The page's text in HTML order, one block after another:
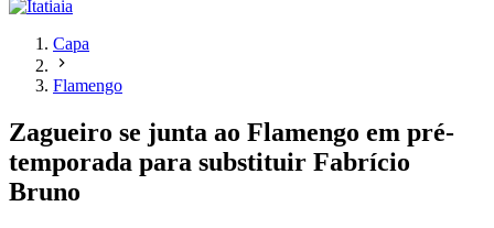
Capa
Flamengo
Zagueiro se junta ao Flamengo em pré-
temporada para substituir Fabrício
Bruno